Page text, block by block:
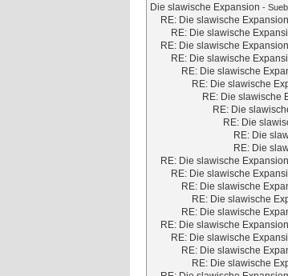
Die slawische Expansion -
RE: Die slawische Expansion
RE: Die slawische
RE: Die slawische Expansion
RE: Die slawische
RE: Die slawische
RE: Die slawische
RE: Die slawische
RE: Die
RE: Die
RE: Die
RE: Die
RE: Die slawische Expansion
RE: Die slawische
RE: Die slawische
RE: Die slawische
RE: Die slawische
RE: Die slawische Expansion
RE: Die slawische
RE: Die slawische
RE: Die slawische